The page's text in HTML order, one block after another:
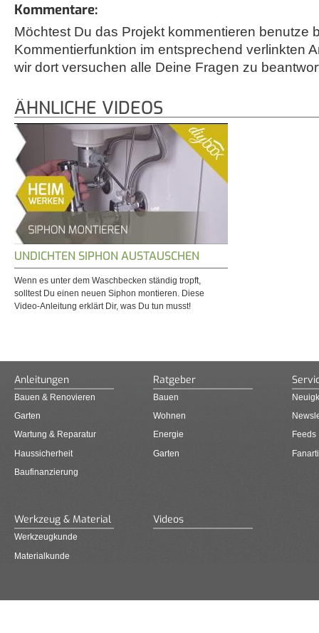
Kommentare:
Möchtest Du das Projekt kommentieren benutze
Kommentierfunktion im entsprechend verlinkten
wir dort versuchen alle Deine Fragen zu
ÄHNLICHE VIDEOS
UNDICHTEN SIPHON AUSTAUSCHEN
Wenn es unter dem Waschbecken ständig tropft,
solltest Du einen neuen Siphon montieren. Diese
Video-Anleitung erklärt Dir, was Du tun musst!
Anleitungen
Bauen & Renovieren
Garten
Wartung & Reparatur
Haussicherheit
Baufinanzierung
Ratgeber
Bauen
Wohnen
Energie
Garten
Feeds
Werkzeug & Material
Werkzeugkunde
Materialkunde
Videos